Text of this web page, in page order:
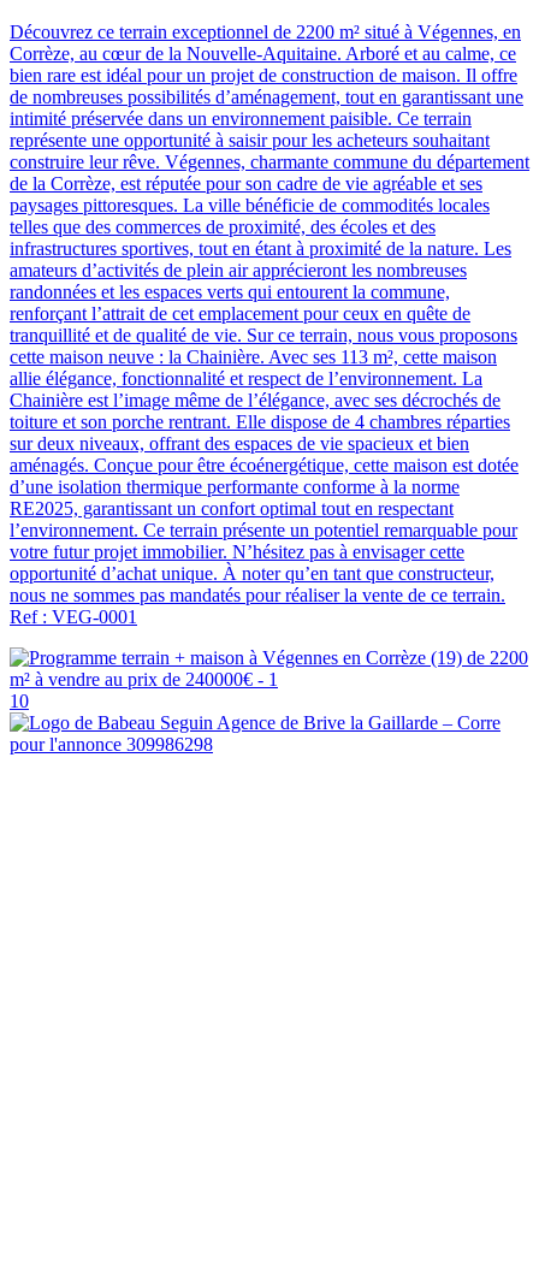
Découvrez ce terrain exceptionnel de 2200 m² situé à Végennes, en
Corrèze, au cœur de la Nouvelle-Aquitaine. Arboré et au calme, ce
bien rare est idéal pour un projet de construction de maison. Il offre
de nombreuses possibilités d’aménagement, tout en garantissant une
intimité préservée dans un environnement paisible. Ce terrain
représente une opportunité à saisir pour les acheteurs souhaitant
construire leur rêve. Végennes, charmante commune du département
de la Corrèze, est réputée pour son cadre de vie agréable et ses
paysages pittoresques. La ville bénéficie de commodités locales
telles que des commerces de proximité, des écoles et des
infrastructures sportives, tout en étant à proximité de la nature. Les
amateurs d’activités de plein air apprécieront les nombreuses
randonnées et les espaces verts qui entourent la commune,
renforçant l’attrait de cet emplacement pour ceux en quête de
tranquillité et de qualité de vie. Sur ce terrain, nous vous proposons
cette maison neuve : la Chainière. Avec ses 113 m², cette maison
allie élégance, fonctionnalité et respect de l’environnement. La
Chainière est l’image même de l’élégance, avec ses décrochés de
toiture et son porche rentrant. Elle dispose de 4 chambres réparties
sur deux niveaux, offrant des espaces de vie spacieux et bien
aménagés. Conçue pour être écoénergétique, cette maison est dotée
d’une isolation thermique performante conforme à la norme
RE2025, garantissant un confort optimal tout en respectant
l’environnement. Ce terrain présente un potentiel remarquable pour
votre futur projet immobilier. N’hésitez pas à envisager cette
opportunité d’achat unique. À noter qu’en tant que constructeur,
nous ne sommes pas mandatés pour réaliser la vente de ce terrain.
Ref : VEG-0001
10